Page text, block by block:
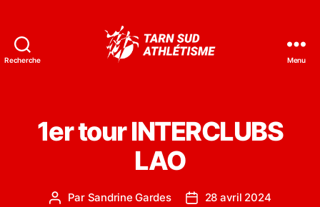
Recherche Menu
1er tour INTERCLUBS
LAO
Auteur
Par Sandrine Gardes
Date28 avril 2024